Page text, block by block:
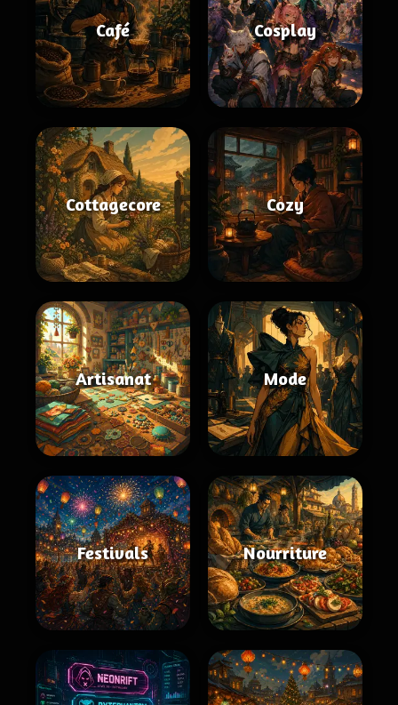
Café Cosplay
Cottagecore Cozy
Artisanat Mode
Festivals Nourriture